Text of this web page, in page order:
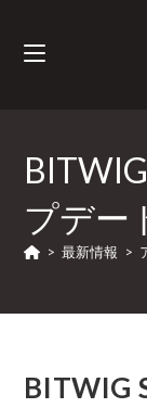
プデー
> 最新情報 >
BITWIG